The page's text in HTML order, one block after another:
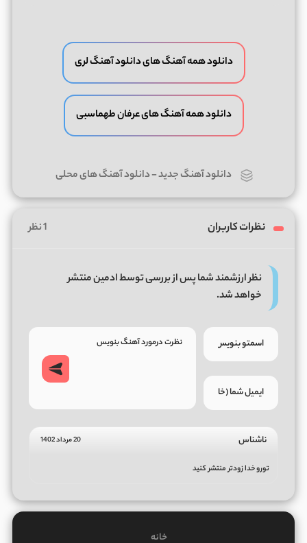
دانلود همه آهنگ های دانلود آهنگ لری
دانلود همه آهنگ های عرفان طهماسبی
دانلود آهنگ جدید-دانلود آهنگ های محلی
نظرات کاربران 1 نظر
نظر ارزشمند شما پس از بررسی توسط ادمین منتشر
خواهد شد.
ناشناس 20 مرداد 1402
تورو خدا زودتر منتشر کنید
خانه